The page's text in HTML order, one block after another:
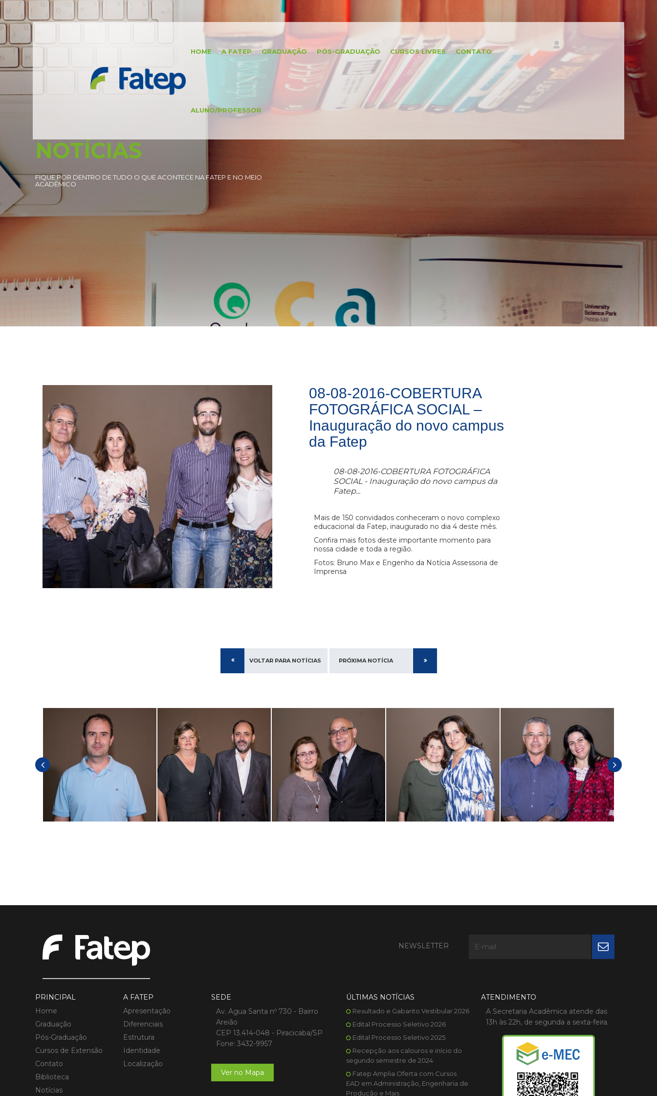
HOME A FATEP GRADUAÇÃO PÓS-GRADUAÇÃO CURSOS LIVRES CONTATO
ALUNO/PROFESSOR
NOTÍCIAS
FIQUE POR DENTRO DE TUDO O QUE ACONTECE NA FATEP E NO MEIO
ACADÊMICO
08-08-2016-COBERTURA
FOTOGRÁFICA SOCIAL –
Inauguração do novo campus
da Fatep
08-08-2016-COBERTURA FOTOGRÁFICA
SOCIAL - Inauguração do novo campus da
Fatep...
Mais de 150 convidados conheceram o novo complexo
educacional da Fatep, inaugurado no dia 4 deste mês.
Confira mais fotos deste importante momento para
nossa cidade e toda a região.
Fotos: Bruno Max e Engenho da Notícia Assessoria de
Imprensa
VOLTAR PARA NOTÍCIAS PRÓXIMA NOTÍCIA
NEWSLETTER
PRINCIPAL
Home
Graduação
Pós-Graduação
Cursos de Extensão
Contato
Biblioteca
Notícias
A FATEP
Apresentação
Diferenciais
Estrutura
Identidade
Localização
SEDE
Av. Agua Santa nº 730 - Bairro
Areião
CEP 13.414-048 - Piracicaba/SP
Fone: 3432-9957
Ver no Mapa
ÚLTIMAS NOTÍCIAS
Resultado e Gabarito Vestibular 2026
Edital Processo Seletivo 2026
Edital Processo Seletivo 2025
Recepção aos calouros e início do
segundo semestre de 2024
Fatep Amplia Oferta com Cursos
EAD em Administração, Engenharia de
Produção e Mais
ATENDIMENTO
A Secretaria Acadêmica atende das
13h às 22h, de segunda a sexta-feira.